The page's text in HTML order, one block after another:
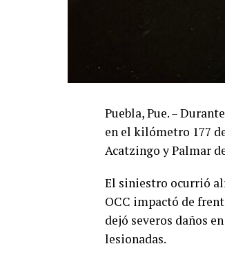
Puebla, Pue. –
en el kilómetro 177
Acatzingo y Palmar
El siniestro ocurrió
OCC impactó de
dejó severos daños
lesionadas.